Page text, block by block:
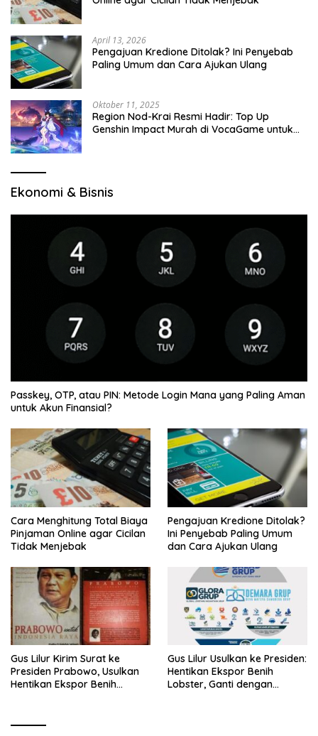
April 13, 2026
Pengajuan Kredione Ditolak? Ini Penyebab
Paling Umum dan Cara Ajukan Ulang
Oktober 11, 2025
Region Nod-Krai Resmi Hadir: Top Up
Genshin Impact Murah di VocaGame untuk
Ekonomi & Bisnis
Passkey, OTP, atau PIN: Metode Login Mana yang Paling Aman
untuk Akun Finansial?
Cara Menghitung Total Biaya
Pinjaman Online agar Cicilan
Tidak Menjebak
Pengajuan Kredione Ditolak?
Ini Penyebab Paling Umum
dan Cara Ajukan Ulang
Gus Lilur Kirim Surat ke
Presiden Prabowo, Usulkan
Hentikan Ekspor Benih
Gus Lilur Usulkan ke Presiden:
Hentikan Ekspor Benih
Lobster, Ganti dengan